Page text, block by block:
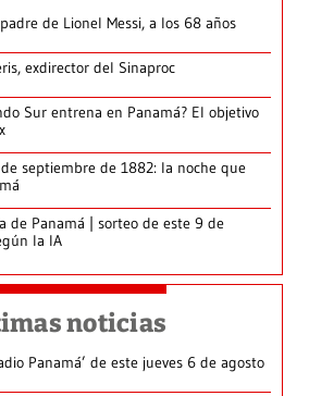
de Lionel Messi, a los 68 años
exdirector del Sinaproc
Sur entrena en Panamá? El objetivo
septiembre de 1882: la noche que
de Panamá | sorteo de este 9 de
la IA
noticias
Panamá’ de este jueves 6 de agosto